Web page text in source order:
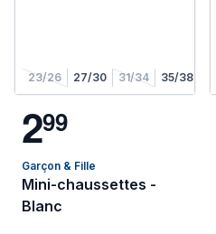
23/26 27/30 31/34 35/38
299
Garçon & Fille
Mini-chaussettes -
Blanc